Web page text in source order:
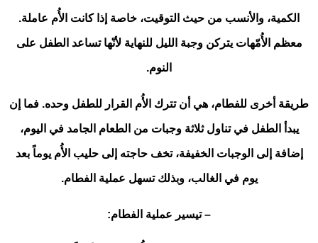
الكمية، والأنسب من حيث التوقيت، خاصة إذا كانت الأُم عاملة.
معظم الأُمّهات يتركن وجبة الليل للنهاية لأنّها تساعد الطفل على
النوم.
طريقة أخرى للفطام، هي أن تترك الأُم القرار للطفل وحده. فما إن
يبدأ الطفل في تناول ثلاثة وجبات من الطعام الجامد في اليوم،
إضافة إلى الوجبات الخفيفة، تخف حاجته إلى حليب الأُم يوماً بعد
يوم في الغالب، وبذلك تسهل عملية الفطام.
– تيسير عملية الفطام: